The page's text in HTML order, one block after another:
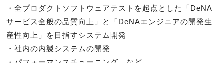
・全プロダクトソフトウェアテストを起点とした「DeNA
サービス全般の品質向上」と「DeNAエンジニアの開発生
産性向上」を目指すシステム開発
・社内の内製システムの開発